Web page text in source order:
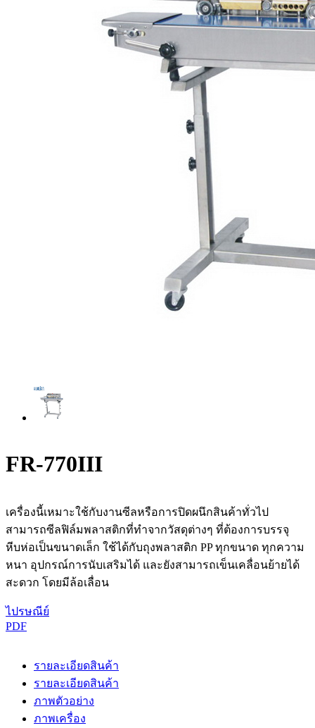
FR-770III
เครื่องนี้เหมาะใช้กับงานซีลหรือการปิดผนึกสินค้าทั่วไป
สามารถซีลฟิล์มพลาสติกที่ทำจากวัสดุต่างๆ ที่ต้องการบรรจุ
หีบห่อเป็นขนาดเล็ก ใช้ได้กับถุงพลาสติก PP ทุกขนาด ทุกความ
หนา อุปกรณ์การนับเสริมได้ และยังสามารถเข็นเคลื่อนย้ายได้
สะดวก โดยมีล้อเลื่อน
ไปรษณีย์
PDF
รายละเอียดสินค้า
รายละเอียดสินค้า
ภาพตัวอย่าง
ภาพเครื่อง